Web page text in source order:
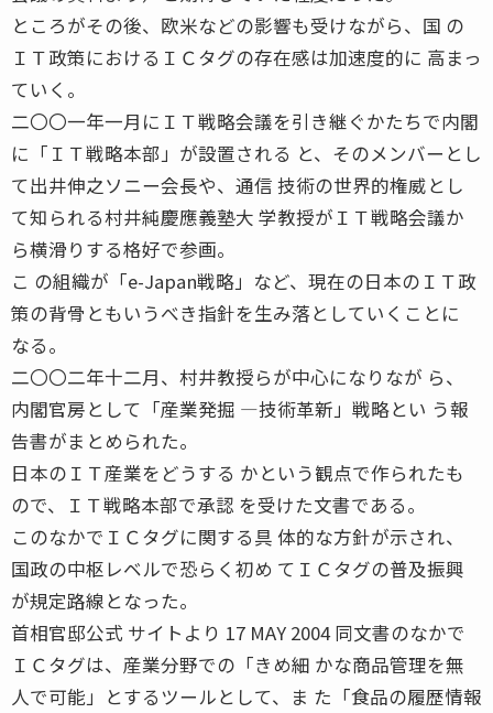
ところがその後、欧米などの影響も受けながら、国 の
ＩＴ政策におけるＩＣタグの存在感は加速度的に 高まっ
ていく。
二〇〇一年一月にＩＴ戦略会議を引き継ぐかたちで内閣
に「ＩＴ戦略本部」が設置される と、そのメンバーとし
て出井伸之ソニー会長や、通信 技術の世界的権威とし
て知られる村井純慶應義塾大 学教授がＩＴ戦略会議か
ら横滑りする格好で参画。
こ の組織が「e-Japan戦略」など、現在の日本のＩＴ政
策の背骨ともいうべき指針を生み落としていくことに
なる。
二〇〇二年十二月、村井教授らが中心になりなが ら、
内閣官房として「産業発掘 ―技術革新」戦略とい う報
告書がまとめられた。
日本のＩＴ産業をどうする かという観点で作られたも
ので、ＩＴ戦略本部で承認 を受けた文書である。
このなかでＩＣタグに関する具 体的な方針が示され、
国政の中枢レベルで恐らく初め てＩＣタグの普及振興
が規定路線となった。
首相官邸公式 サイトより 17 MAY 2004 同文書のなかで
ＩＣタグは、産業分野での「きめ細 かな商品管理を無
人で可能」とするツールとして、ま た「食品の履歴情報